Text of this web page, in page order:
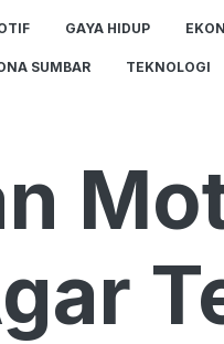
GAYA HIDUP
SUMBAR TEKNOLOGI